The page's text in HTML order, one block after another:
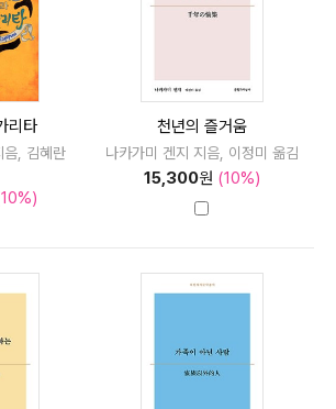
리타
음, 김혜란
천년의 즐거움
나카가미 겐지 지음, 이정미 옮김
15,300원 (10%)